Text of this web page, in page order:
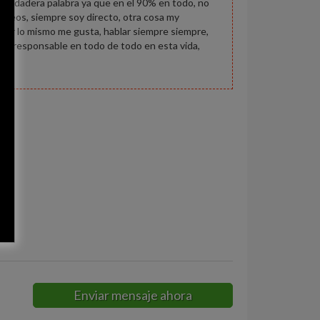
palabra ya que en el 90% en todo, no
siempre soy directo, otra cosa my
lo mismo me gusta, hablar siempre siempre,
responsable en todo de todo en esta vida,
Enviar mensaje ahora